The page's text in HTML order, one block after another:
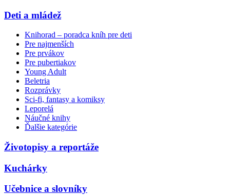
Deti a mládež
Knihorad – poradca kníh pre deti
Pre najmenších
Pre prvákov
Pre pubertiakov
Young Adult
Beletria
Rozprávky
Sci-fi, fantasy a komiksy
Leporelá
Náučné knihy
Ďalšie kategórie
Životopisy a reportáže
Kuchárky
Učebnice a slovníky